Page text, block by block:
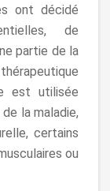
ont décidé
de
partie de la
est utilisée
la maladie,
certains
ou